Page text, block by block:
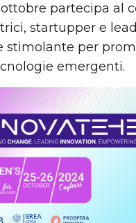
ottobre partecipa al
startupper e
stimolante per
emergenti.